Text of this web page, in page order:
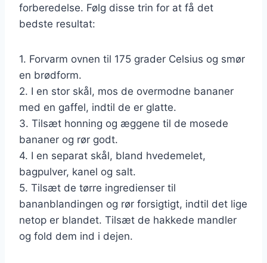
forberedelse. Følg disse trin for at få det
bedste resultat:
1. Forvarm ovnen til 175 grader Celsius og smør
en brødform.
2. I en stor skål, mos de overmodne bananer
med en gaffel, indtil de er glatte.
3. Tilsæt honning og æggene til de mosede
bananer og rør godt.
4. I en separat skål, bland hvedemelet,
bagpulver, kanel og salt.
5. Tilsæt de tørre ingredienser til
bananblandingen og rør forsigtigt, indtil det lige
netop er blandet. Tilsæt de hakkede mandler
og fold dem ind i dejen.